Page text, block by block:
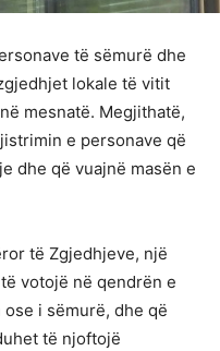
të sëmurë dhe
lokale të vitit
mesnatë. Megjithatë,
e personave që
dhe që vuajnë masën e
të Zgjedhjeve, një
votojë në qendrën e
i sëmurë, dhe që
të njoftojë